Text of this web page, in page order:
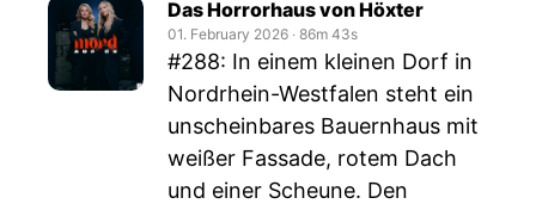
Das Horrorhaus von Höxter
01. February 2026 ‧ 86m 43s
#288: In einem kleinen Dorf in
Nordrhein-Westfalen steht ein
unscheinbares Bauernhaus mit
weißer Fassade, rotem Dach
und einer Scheune. Den